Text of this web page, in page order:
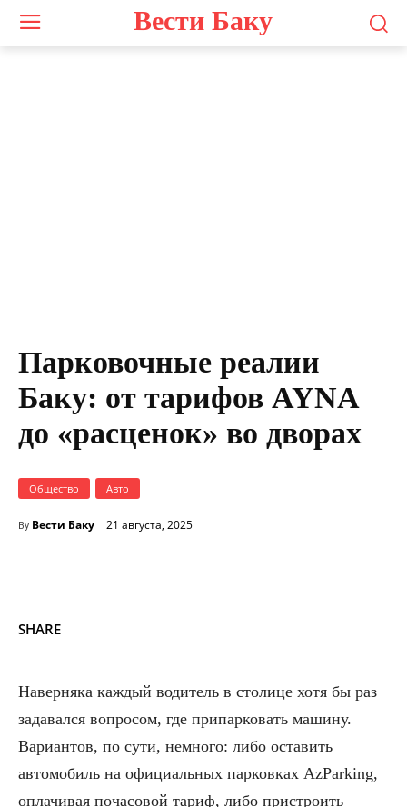
Вести Баку
Парковочные реалии
Баку: от тарифов AYNA
до «расценок» во дворах
Общество Авто
By Вести Баку 21 августа, 2025
SHARE
Наверняка каждый водитель в столице хотя бы раз
задавался вопросом, где припарковать машину.
Вариантов, по сути, немного: либо оставить
автомобиль на официальных парковках AzParking,
оплачивая почасовой тариф, либо пристроить